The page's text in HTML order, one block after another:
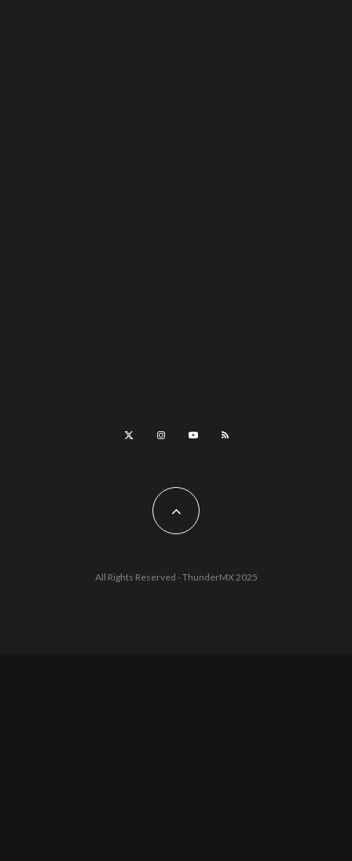
All Rights Reserved - ThunderMX 2025